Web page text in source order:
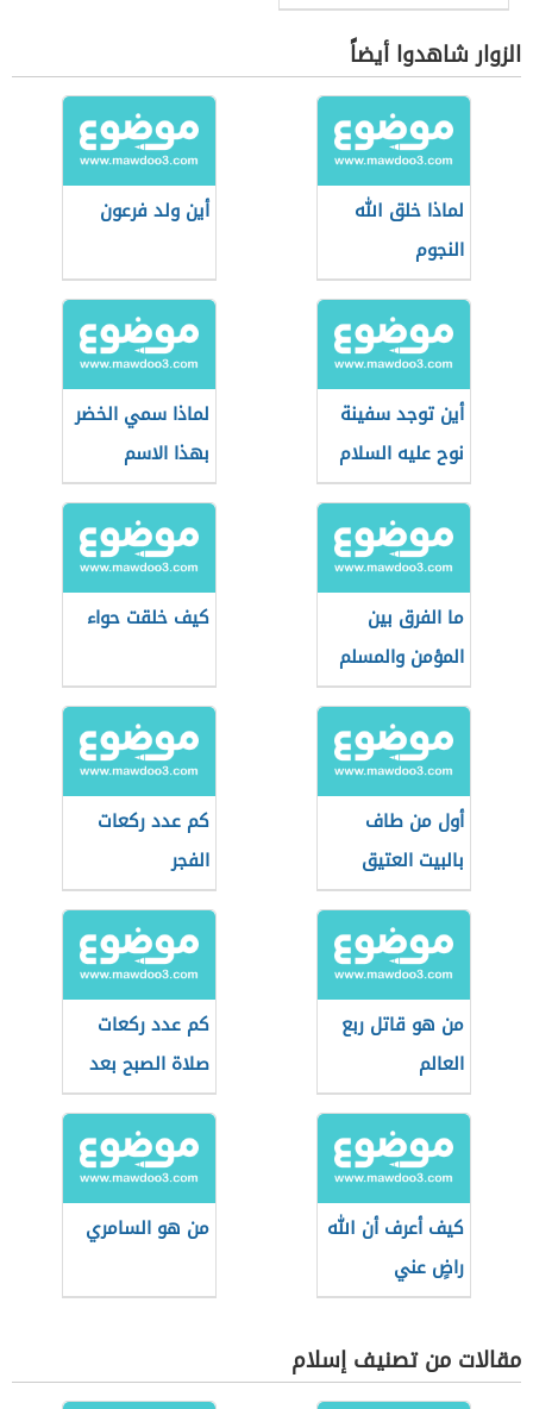
الزوار شاهدوا أيضاً
لماذا خلق الله
النجوم
أين ولد فرعون
أين توجد سفينة
نوح عليه السلام
لماذا سمي الخضر
بهذا الاسم
ما الفرق بين
المؤمن والمسلم
كيف خلقت حواء
أول من طاف
بالبيت العتيق
كم عدد ركعات
الفجر
من هو قاتل ربع
العالم
كم عدد ركعات
صلاة الصبح بعد
طلوع الشمس
كيف أعرف أن الله
راضٍ عني
من هو السامري
مقالات من تصنيف إسلام